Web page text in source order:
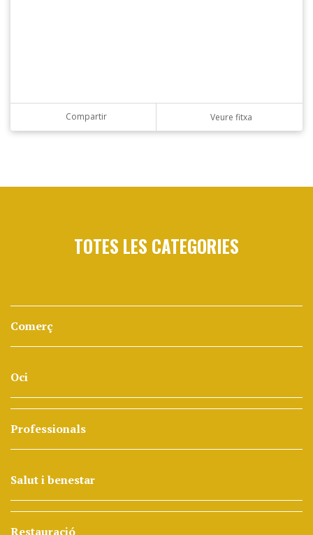
Compartir Veure fitxa
TOTES LES CATEGORIES
Comerç
Oci
Professionals
Salut i benestar
Restauració